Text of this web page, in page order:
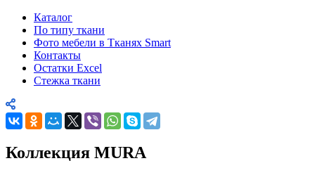
Каталог
По типу ткани
Фото мебели в Тканях Smart
Контакты
Остатки Excel
Стежка ткани
Коллекция MURA